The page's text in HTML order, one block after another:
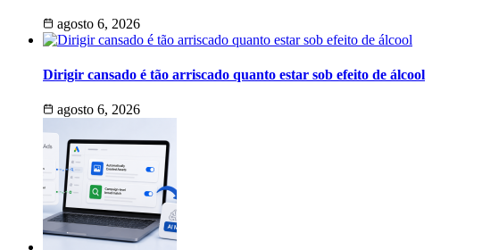
agosto 6, 2026
Dirigir cansado é tão arriscado quanto estar sob efeito de álcool
agosto 6, 2026